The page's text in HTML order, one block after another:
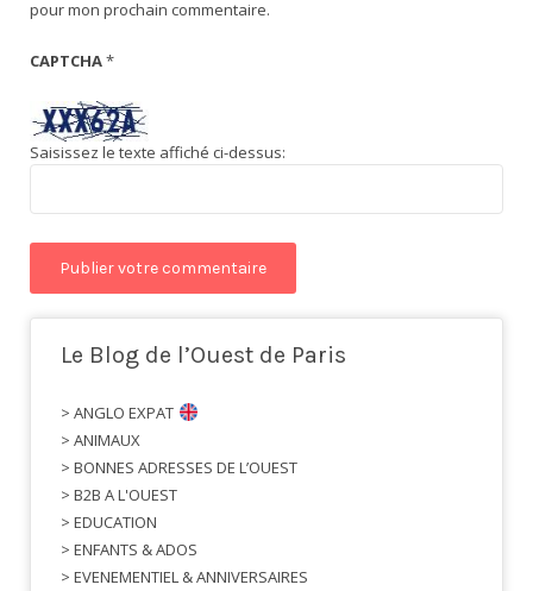
pour mon prochain commentaire.
CAPTCHA*
Saisissez le texte affiché ci-dessus:
Le Blog de l’Ouest de Paris
> ANGLO EXPAT
> ANIMAUX
> BONNES ADRESSES DE L’OUEST
> B2B A L'OUEST
> EDUCATION
> ENFANTS & ADOS
> EVENEMENTIEL & ANNIVERSAIRES